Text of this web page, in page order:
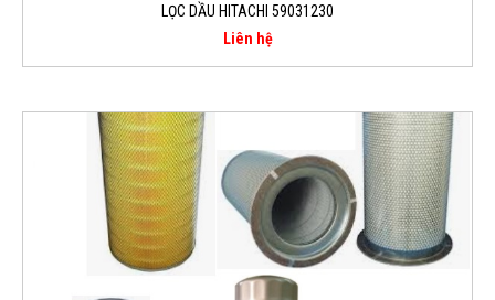
LỌC DẦU HITACHI 59031230
Liên hệ